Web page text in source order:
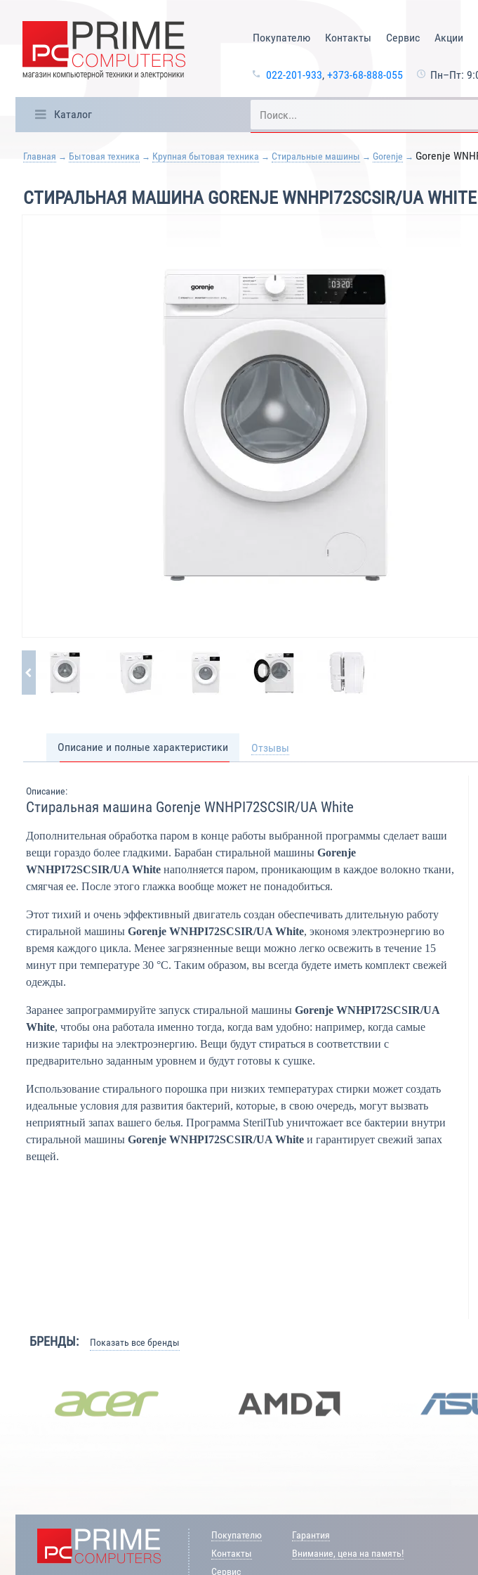
Покупателю Контакты Сервис Акции
022-201-933, +373-68-888-055 Пн–Пт:
Каталог
Главная Бытовая техника Крупная бытовая техника Стиральные машины Gorenje Gorenje
СТИРАЛЬНАЯ МАШИНА GORENJE WNHPI72SCSIR/UA WHITE
Описание и полные характеристики Отзывы
Описание:
Стиральная машина Gorenje WNHPI72SCSIR/UA White
Дополнительная обработка паром в конце работы выбранной программы сделает ваши
вещи гораздо более гладкими. Барабан стиральной машины Gorenje
WNHPI72SCSIR/UA White наполняется паром, проникающим в каждое волокно ткани,
смягчая ее. После этого глажка вообще может не понадобиться.
Этот тихий и очень эффективный двигатель создан обеспечивать длительную работу
стиральной машины Gorenje WNHPI72SCSIR/UA White, экономя электроэнергию во
время каждого цикла. Менее загрязненные вещи можно легко освежить в течение 15
минут при температуре 30 °C. Таким образом, вы всегда будете иметь комплект свежей
одежды.
Заранее запрограммируйте запуск стиральной машины Gorenje WNHPI72SCSIR/UA
White, чтобы она работала именно тогда, когда вам удобно: например, когда самые
низкие тарифы на электроэнергию. Вещи будут стираться в соответствии с
предварительно заданным уровнем и будут готовы к сушке.
Использование стирального порошка при низких температурах стирки может создать
идеальные условия для развития бактерий, которые, в свою очередь, могут вызвать
неприятный запах вашего белья. Программа SterilTub уничтожает все бактерии внутри
стиральной машины Gorenje WNHPI72SCSIR/UA White и гарантирует свежий запах
вещей.
БРЕНДЫ: Показать все бренды
Покупателю
Контакты
Сервис
Гарантия
Внимание, цена на память!